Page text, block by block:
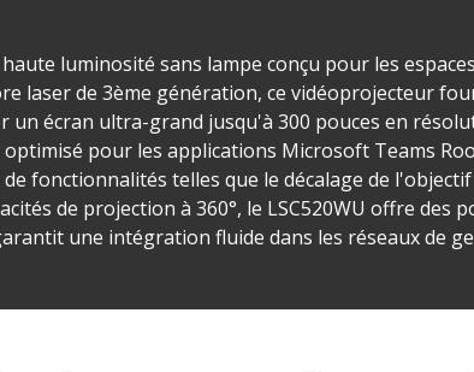
luminosité sans lampe conçu pour les
laser de 3ème génération, ce vidéoprojecteur
écran ultra-grand jusqu'à 300 pouces en
pour les applications Microsoft Teams
fonctionnalités telles que le décalage de
de projection à 360°, le LSC520WU offre des
une intégration fluide dans les réseaux de